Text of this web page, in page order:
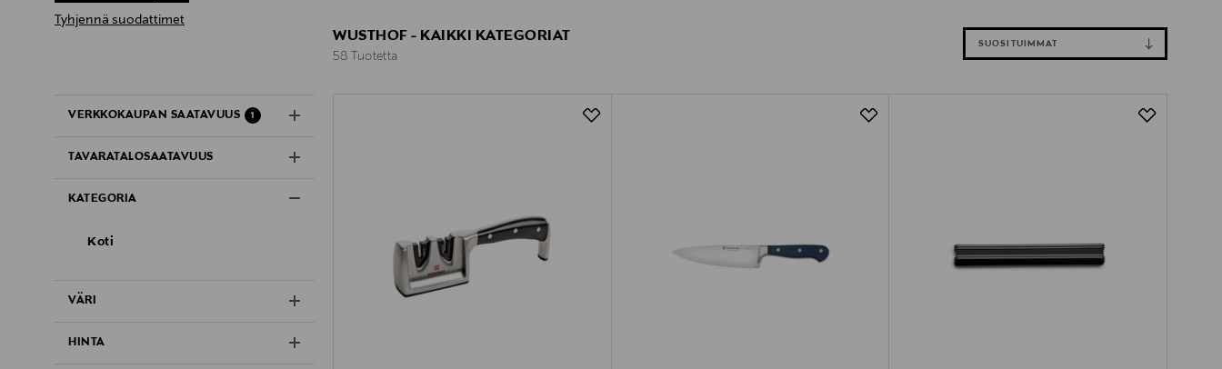
Tyhjennä suodattimet
VERKKOKAUPAN SAATAVUUS 1
TAVARATALOSAATAVUUS
KATEGORIA
Koti
VÄRI
HINTA
WUSTHOF - KAIKKI KATEGORIAT
58 Tuotetta
SUOSITUIMMAT